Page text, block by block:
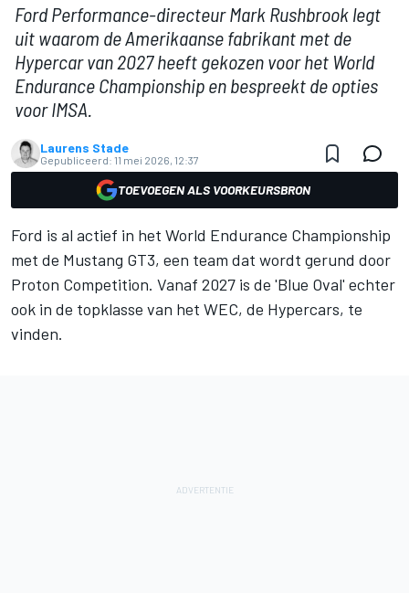
Ford Performance-directeur Mark Rushbrook legt
uit waarom de Amerikaanse fabrikant met de
Hypercar van 2027 heeft gekozen voor het World
Endurance Championship en bespreekt de opties
voor IMSA.
Laurens Stade
Gepubliceerd: 11 mei 2026, 12:37
TOEVOEGEN ALS VOORKEURSBRON
Ford is al actief in het World Endurance Championship
met de Mustang GT3, een team dat wordt gerund door
Proton Competition. Vanaf 2027 is de 'Blue Oval' echter
ook in de topklasse van het WEC, de Hypercars, te
vinden.